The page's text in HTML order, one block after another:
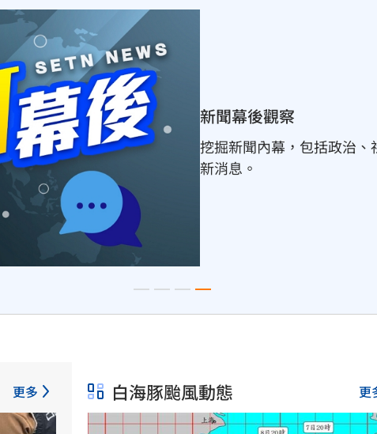
新聞幕後觀察
挖掘新聞內幕，包括政治
新消息。
更多 白海豚颱風動態 更